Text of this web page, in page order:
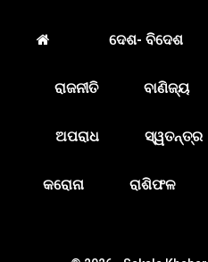
ଦେଶ- ବିଦେଶ
ରାଜନୀତି ବାଣିଜ୍ୟ
ଅପରାଧ ସ୍ୱତନ୍ତ୍ର
କରୋନା ରାଶିଫଳ